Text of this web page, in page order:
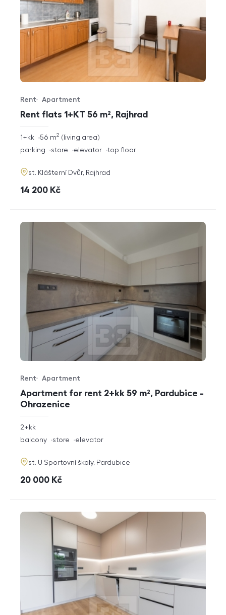
Rent flats 1+KT 56 m², Rajhrad
Offer type
Rent
Property type
Apartment
rozměry
disposition
1+kk living area
56 m2
funkce
parking store elevator top floor
adresa
st. Klášterní Dvůr, Rajhrad
cena
14 200 Kč
Apartment for rent 2+kk 59 m², Pardubice -
Ohrazenice
Offer type
Rent
Property type
Apartment
rozměry
disposition
2+kk
funkce
balcony store elevator
adresa
st. U Sportovní školy, Pardubice
cena
20 000 Kč